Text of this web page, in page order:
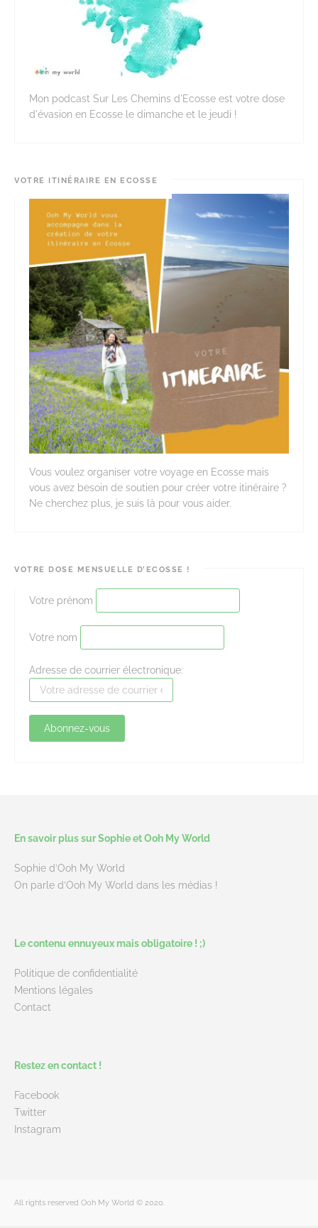
Mon podcast Sur Les Chemins d'Ecosse est votre dose
d'évasion en Ecosse le dimanche et le jeudi !
VOTRE ITINÉRAIRE EN ECOSSE
Vous voulez organiser votre voyage en Ecosse mais
vous avez besoin de soutien pour créer votre itinéraire ?
Ne cherchez plus, je suis là pour vous aider.
VOTRE DOSE MENSUELLE D’ECOSSE !
Votre prénom
Votre nom
Adresse de courrier électronique:
En savoir plus sur Sophie et Ooh My World
Sophie d’Ooh My World
On parle d’Ooh My World dans les médias !
Le contenu ennuyeux mais obligatoire ! ;)
Politique de confidentialité
Mentions légales
Contact
Restez en contact !
Facebook
Twitter
Instagram
All rights reserved Ooh My World © 2020.